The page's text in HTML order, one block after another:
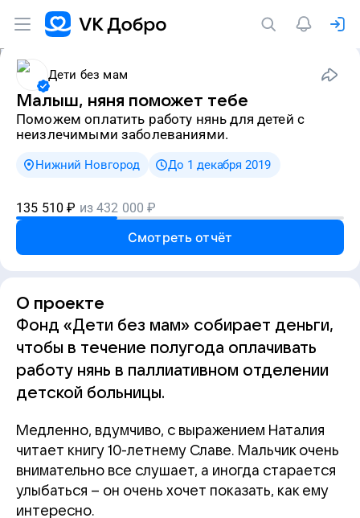
Дети без мам
Малыш, няня поможет тебе
Поможем оплатить работу нянь для детей с
неизлечимыми заболеваниями.
Нижний Новгород До 1 декабря 2019
135 510 ₽ из 432 000 ₽
Смотреть отчёт
О проекте
Фонд «Дети без мам» собирает деньги,
чтобы в течение полугода оплачивать
работу нянь в паллиативном отделении
детской больницы.
Медленно, вдумчиво, с выражением Наталия
читает книгу 10-летнему Славе. Мальчик очень
внимательно все слушает, а иногда старается
улыбаться – он очень хочет показать, как ему
интересно.